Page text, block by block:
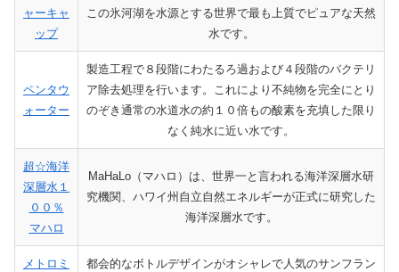
ャーキャ
ップ
この氷河湖を水源とする世界で最も上質でピュアな天然
水です。
ペンタウ
ォーター
製造工程で８段階にわたるろ過および４段階のバクテリ
ア除去処理を行います。これにより不純物を完全にとり
のぞき通常の水道水の約１０倍もの酸素を充填した限り
なく純水に近い水です。
超☆海洋
深層水１
００％
マハロ
MaHaLo（マハロ）は、世界一と言われる海洋深層水研
究機関、ハワイ州自立自然エネルギーが正式に研究した
海洋深層水です。
メトロミ
都会的なボトルデザインがオシャレで人気のサンフラン